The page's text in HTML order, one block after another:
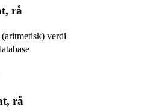
rå
verdi
rå